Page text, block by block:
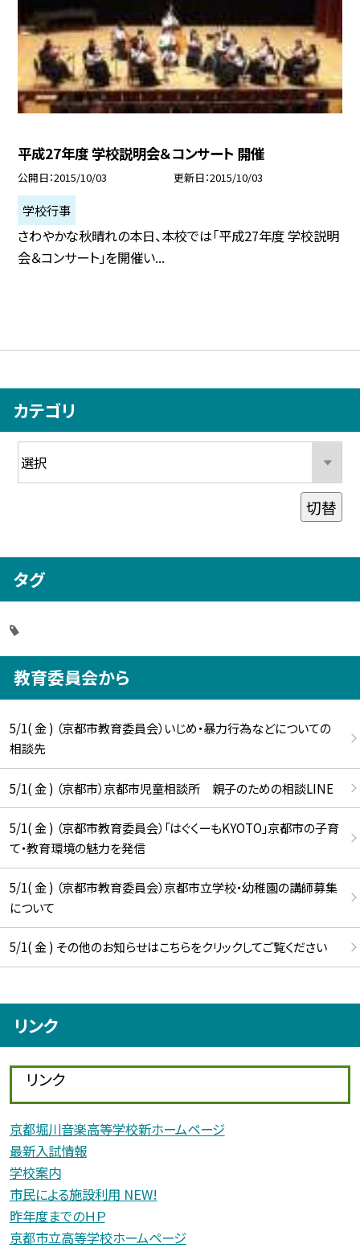
平成27年度 学校説明会＆コンサート 開催
公開日 2015/10/03 更新日 2015/10/03
学校行事
さわやかな秋晴れの本日、本校では「平成27年度 学校説明
会＆コンサート」を開催い...
カテゴリ
切替
タグ
教育委員会から
5/1( 金 ) （京都市教育委員会）いじめ・暴力行為などについての
相談先
5/1( 金 ) （京都市）京都市児童相談所 親子のための相談LINE
5/1( 金 ) （京都市教育委員会）「はぐくーもKYOTO」京都市の子育
て・教育環境の魅力を発信
5/1( 金 ) （京都市教育委員会）京都市立学校・幼稚園の講師募集
について
5/1( 金 ) その他のお知らせはこちらをクリックしてご覧ください
リンク
リンク
京都堀川音楽高等学校新ホームページ
最新入試情報
学校案内
市民による施設利用 NEW!
昨年度までのＨＰ
京都市立高等学校ホームページ